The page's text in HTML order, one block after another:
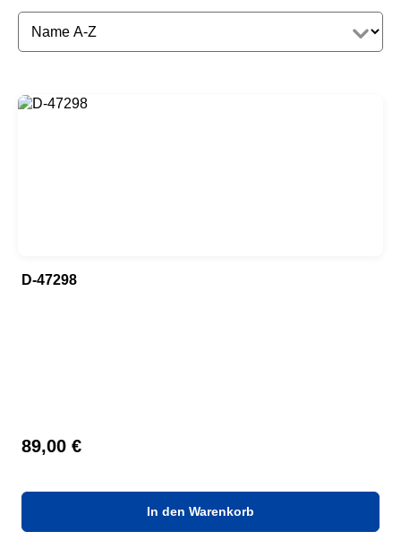
D-47298
Regulärer Preis:
89,00 €
In den Warenkorb